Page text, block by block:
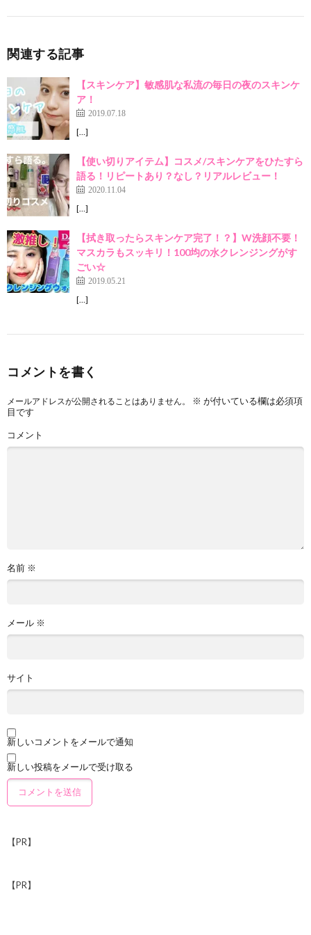
関連する記事
【スキンケア】敏感肌な私流の毎日の夜のスキンケ
ア！
2019.07.18
[…]
【使い切りアイテム】コスメ/スキンケアをひたすら
語る！リピートあり？なし？リアルレビュー！
2020.11.04
[…]
【拭き取ったらスキンケア完了！？】W洗顔不要！
マスカラもスッキリ！100均の水クレンジングがす
ごい☆
2019.05.21
[…]
コメントを書く
メールアドレスが公開されることはありません。 ※ が付いている欄は必須項
目です
コメント
名前 ※
メール ※
サイト
新しいコメントをメールで通知
新しい投稿をメールで受け取る
【PR】
【PR】